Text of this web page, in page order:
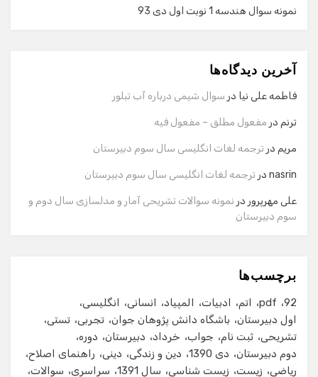
نمونه سوال هندسه 1 نوبت اول دی 93
آخرین دیدگاه‌ها
فاطمه علی نیا در سوال شیمی درباره آب تبلور
ترنم در مفعول مطلق – مفعول فیه
مریم در ترجمه لغات انگلیسی سال سوم دبیرستان
nasrin در ترجمه لغات انگلیسی سال سوم دبیرستان
علی مهرپرور در نمونه سوالات تشریحی آمار و مدلسازی سال دوم و
سوم دبیرستان
برچسب‌ها
92
pdf اتم ادبیات المپیاد انسانی
انگلیسی
اول دبیرستان
باشگاه دانش پژوهان جوان تجربی تستی
تشریحی ثبت نام جواب خرداد دبیرستان
دوره
دوم دبیرستان
دی 1390 دین و زندگی دینی
راهنمای اصلاح
ریاضی
زیست زیست شناسی سال 1391 سراسری سوالات
گفت‌وگو با دستیار هوشمند
سلام! برای شروع گفت‌وگو لطفاً شماره تماس یا ایمیل خود را
وارد کنید.
ایمیل